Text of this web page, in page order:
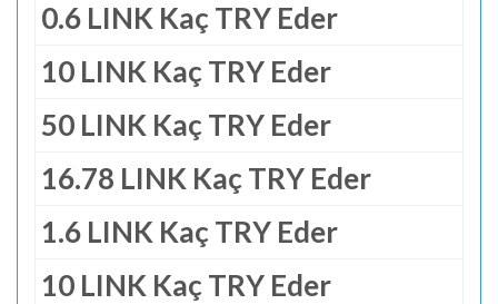
0.6 LINK Kaç TRY Eder
10 LINK Kaç TRY Eder
50 LINK Kaç TRY Eder
16.78 LINK Kaç TRY Eder
1.6 LINK Kaç TRY Eder
10 LINK Kaç TRY Eder